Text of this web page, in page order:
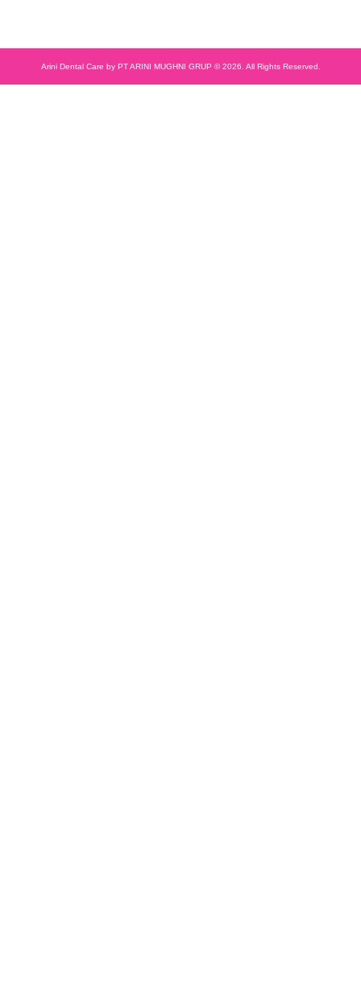
Arini Dental Care by PT ARINI MUGHNI GRUP © 2026. All Rights Reserved.